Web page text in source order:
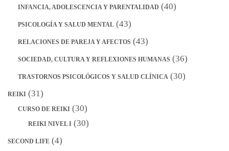
INFANCIA, ADOLESCENCIA Y PARENTALIDAD (40)
PSICOLOGÍA Y SALUD MENTAL (43)
RELACIONES DE PAREJA Y AFECTOS (43)
SOCIEDAD, CULTURA Y REFLEXIONES HUMANAS (36)
TRASTORNOS PSICOLÓGICOS Y SALUD CLÍNICA (30)
REIKI (31)
CURSO DE REIKI (30)
REIKI NIVEL I (30)
SECOND LIFE (4)